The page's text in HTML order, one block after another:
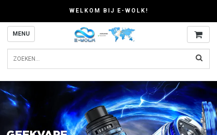
WELKOM BIJ E-WOLK!
MENU